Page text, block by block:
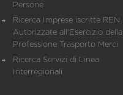
Persone
Ricerca Imprese iscritte REN
Autorizzate all'Esercizio della
Professione Trasporto Merci
Ricerca Servizi di Linea
Interregionali